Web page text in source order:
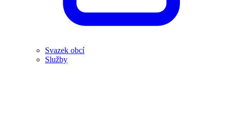
Svazek obcí
Služby